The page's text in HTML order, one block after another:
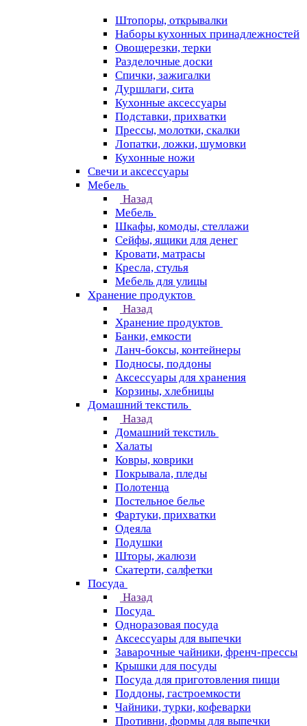
Штопоры, открывалки
Наборы кухонных принадлежностей
Овощерезки, терки
Разделочные доски
Спички, зажигалки
Дуршлаги, сита
Кухонные аксессуары
Подставки, прихватки
Прессы, молотки, скалки
Лопатки, ложки, шумовки
Кухонные ножи
Свечи и аксессуары
Мебель
Назад
Мебель
Шкафы, комоды, стеллажи
Сейфы, ящики для денег
Кровати, матрасы
Кресла, стулья
Мебель для улицы
Хранение продуктов
Назад
Хранение продуктов
Банки, емкости
Ланч-боксы, контейнеры
Подносы, поддоны
Аксессуары для хранения
Корзины, хлебницы
Домашний текстиль
Назад
Домашний текстиль
Халаты
Ковры, коврики
Покрывала, пледы
Полотенца
Постельное белье
Фартуки, прихватки
Одеяла
Подушки
Шторы, жалюзи
Скатерти, салфетки
Посуда
Назад
Посуда
Одноразовая посуда
Аксессуары для выпечки
Заварочные чайники, френч-прессы
Крышки для посуды
Посуда для приготовления пищи
Поддоны, гастроемкости
Чайники, турки, кофеварки
Противни, формы для выпечки